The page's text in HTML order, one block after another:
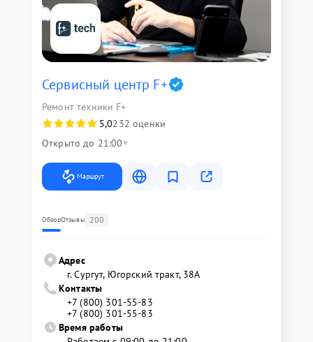
Сервисный центр F+
Ремонт техники F+
5,0232 оценки
Открыто до 21:00
Маршрут
ОбзорОтзывы 200
Адрес
г. Сургут, Югорский тракт, 38А
Контакты
+7 (800) 301-55-83
+7 (800) 301-55-83
Время работы